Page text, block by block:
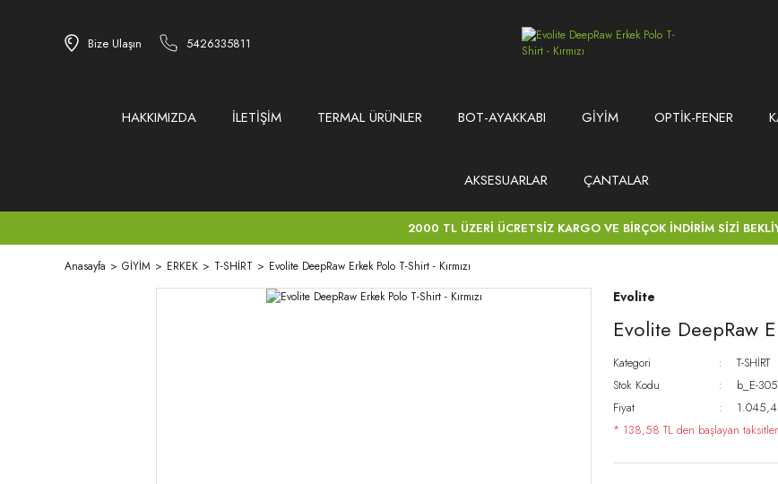
Bize Ulaşın 5426335811
HAKKIMIZDA İLETİŞİM TERMAL ÜRÜNLER BOT-AYAKKABI GİYİM OPTİK-FENER
AKSESUARLAR ÇANTALAR
2000 TL ÜZERİ ÜCRETSİZ KARGO VE BİRÇOK İNDİRİM SİZİ
Anasayfa GİYİM ERKEK T-SHİRT Evolite DeepRaw Erkek Polo T-Shirt - Kırmızı
Evolite
Evolite DeepRaw
Kategori
T-SHİRT
Stok Kodu
b_E-
Fiyat
* 138,58 TL den başlayan